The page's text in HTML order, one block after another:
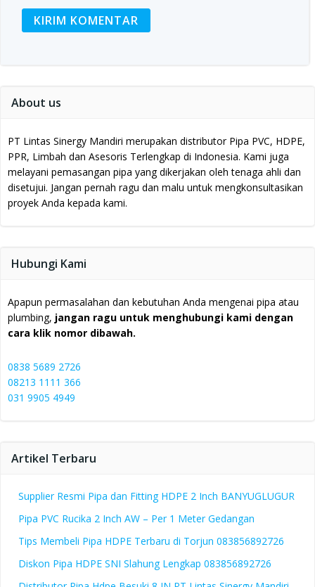
About us
PT Lintas Sinergy Mandiri merupakan distributor Pipa PVC, HDPE,
PPR, Limbah dan Asesoris Terlengkap di Indonesia. Kami juga
melayani pemasangan pipa yang dikerjakan oleh tenaga ahli dan
disetujui. Jangan pernah ragu dan malu untuk mengkonsultasikan
proyek Anda kepada kami.
Hubungi Kami
Apapun permasalahan dan kebutuhan Anda mengenai pipa atau
plumbing, jangan ragu untuk menghubungi kami dengan
cara klik nomor dibawah.
0838 5689 2726
08213 1111 366
031 9905 4949
Artikel Terbaru
Supplier Resmi Pipa dan Fitting HDPE 2 Inch BANYUGLUGUR
Pipa PVC Rucika 2 Inch AW – Per 1 Meter Gedangan
Tips Membeli Pipa HDPE Terbaru di Torjun 083856892726
Diskon Pipa HDPE SNI Slahung Lengkap 083856892726